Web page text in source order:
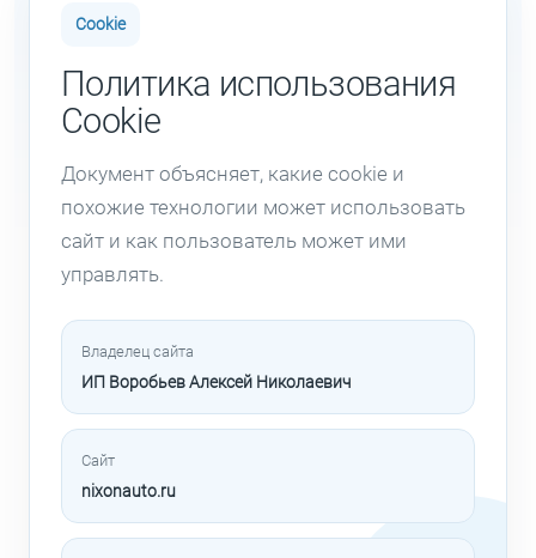
Cookie
Политика использования
Cookie
Документ объясняет, какие cookie и
похожие технологии может использовать
сайт и как пользователь может ими
управлять.
Владелец сайта
ИП Воробьев Алексей Николаевич
Сайт
nixonauto.ru